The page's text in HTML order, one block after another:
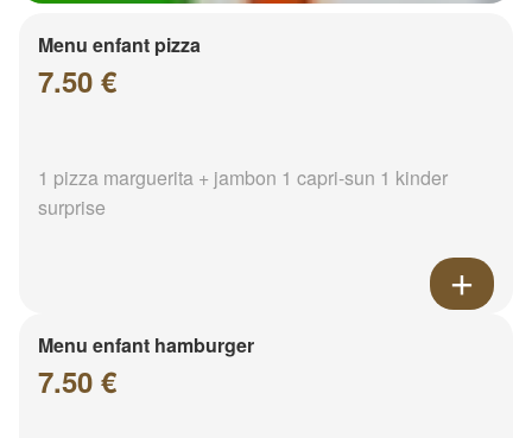
Menu enfant pizza
7.50 €
1 pizza marguerita + jambon 1 capri-sun 1 kinder
surprise
Menu enfant hamburger
7.50 €